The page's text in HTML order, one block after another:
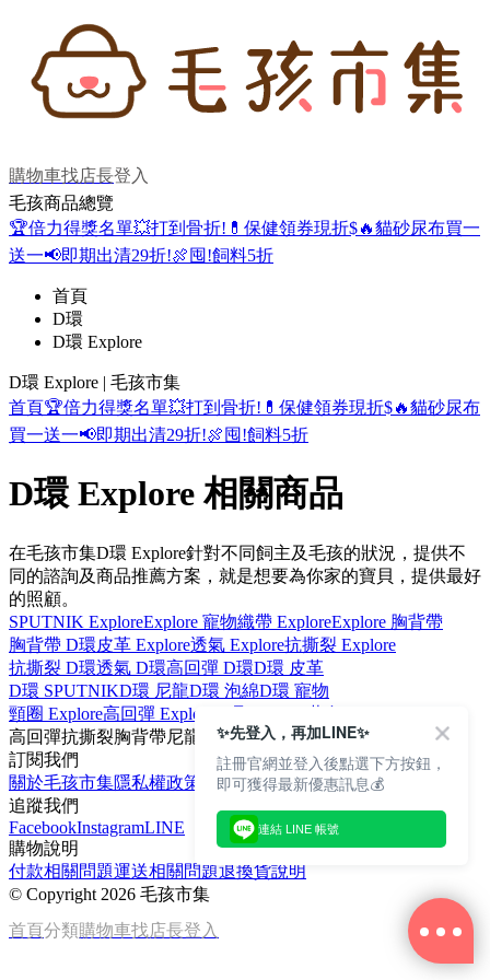
購物車找店長登入
毛孩商品總覽
🏆倍力得獎名單💥打到骨折! 💊保健領券現折$🔥貓砂尿布買一
送一📢即期出清29折!🍖囤!飼料5折
首頁
D環
D環 Explore
D環 Explore | 毛孩市集
首頁🏆倍力得獎名單💥打到骨折! 💊保健領券現折$🔥貓砂尿布
買一送一📢即期出清29折!🍖囤!飼料5折
D環 Explore 相關商品
在毛孩市集D環 Explore針對不同飼主及毛孩的狀況，提供不
同的諮詢及商品推薦方案，就是想要為你家的寶貝，提供最好
的照顧。
SPUTNIK ExploreExplore 寵物織帶 ExploreExplore 胸背帶
胸背帶 D環皮革 Explore透氣 Explore抗撕裂 Explore
抗撕裂 D環透氣 D環高回彈 D環D環 皮革
D環 SPUTNIKD環 尼龍D環 泡綿D環 寵物
頸圈 Explore高回彈 Explore
高回彈抗撕裂胸背帶尼龍
透氣
訂閱我們
關於毛孩市集隱私權政策
文章
追蹤我們
FacebookInstagramLINE
購物說明
付款相關問題運送相關問題退換貨說明
© Copyright 2026 毛孩市集
首頁分類購物車找店長登入
✨先登入，再加LINE✨
註冊官網並登入後點選下方按鈕，
即可獲得最新優惠訊息💰
連結 LINE 帳號